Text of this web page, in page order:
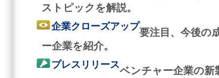
ストピックを解説。
企業クローズアップ
要注目、今後の
ー企業を紹介。
プレスリリース
ベンチャー企業の新